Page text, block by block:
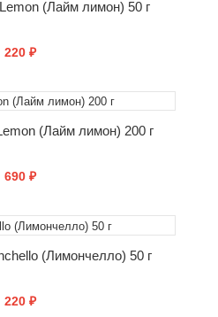
(Лайм лимон) 50 г
220 ₽
КУПИТЬ
(Лайм лимон) 200 г
690 ₽
КУПИТЬ
(Лимончелло) 50 г
220 ₽